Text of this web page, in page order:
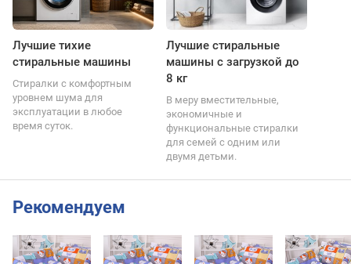
Лучшие тихие
стиральные машины
Стиралки с комфортным
уровнем шума для
эксплуатации в любое
время суток.
Лучшие стиральные
машины с загрузкой до
8 кг
В меру вместительные,
экономичные и
функциональные стиралки
для семей с одним или
двумя детьми.
Рекомендуем